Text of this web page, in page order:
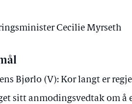
Cecilie Myrseth
Bjørlo (V): Kor langt er
sitt anmodingsvedtak om å